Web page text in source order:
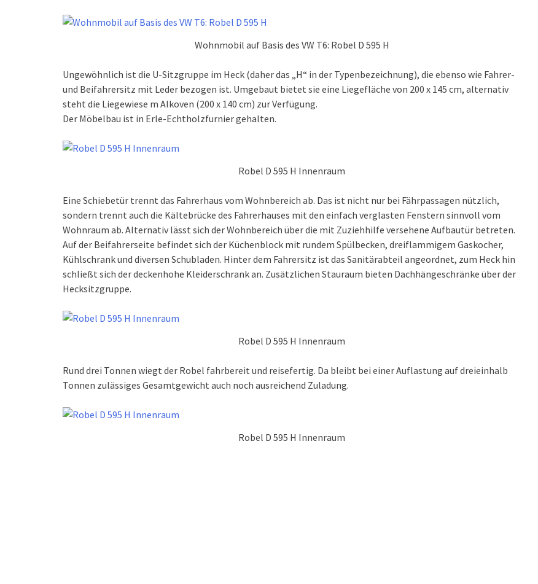
Wohnmobil auf Basis des VW T6: Robel D 595 H
Ungewöhnlich ist die U-Sitzgruppe im Heck (daher das „H“ in der Typenbezeichnung), die ebenso wie Fahrer-
und Beifahrersitz mit Leder bezogen ist. Umgebaut bietet sie eine Liegefläche von 200 x 145 cm, alternativ
steht die Liegewiese m Alkoven (200 x 140 cm) zur Verfügung.
Der Möbelbau ist in Erle-Echtholzfurnier gehalten.
Robel D 595 H Innenraum
Eine Schiebetür trennt das Fahrerhaus vom Wohnbereich ab. Das ist nicht nur bei Fährpassagen nützlich,
sondern trennt auch die Kältebrücke des Fahrerhauses mit den einfach verglasten Fenstern sinnvoll vom
Wohnraum ab. Alternativ lässt sich der Wohnbereich über die mit Zuziehhilfe versehene Aufbautür betreten.
Auf der Beifahrerseite befindet sich der Küchenblock mit rundem Spülbecken, dreiflammigem Gaskocher,
Kühlschrank und diversen Schubladen. Hinter dem Fahrersitz ist das Sanitärabteil angeordnet, zum Heck hin
schließt sich der deckenhohe Kleiderschrank an. Zusätzlichen Stauraum bieten Dachhängeschränke über der
Hecksitzgruppe.
Robel D 595 H Innenraum
Rund drei Tonnen wiegt der Robel fahrbereit und reisefertig. Da bleibt bei einer Auflastung auf dreieinhalb
Tonnen zulässiges Gesamtgewicht auch noch ausreichend Zuladung.
Robel D 595 H Innenraum